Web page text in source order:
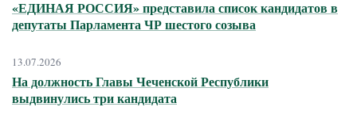
«ЕДИНАЯ РОССИЯ» представила список кандидатов в
депутаты Парламента ЧР шестого созыва
13.07.2026
На должность Главы Чеченской Республики
выдвинулись три кандидата